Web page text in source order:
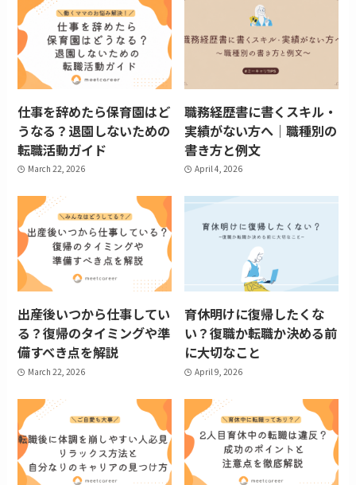
仕事を辞めたら保育園はど
うなる？退園しないための
転職活動ガイド
March 22, 2026
職務経歴書に書くスキル・
実績がない方へ｜職種別の
書き方と例文
April 4, 2026
出産後いつから仕事してい
る？復帰のタイミングや準
備すべき点を解説
March 22, 2026
育休明けに復帰したくな
い？復職か転職か決める前
に大切なこと
April 9, 2026